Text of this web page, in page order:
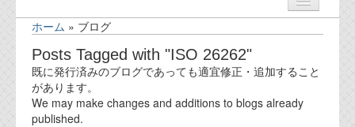
ニュース
業務内容
ホーム » ブログ
Posts Tagged with "ISO 26262"
既に発行済みのブログであっても適宜修正・追加すること
があります。
We may make changes and additions to blogs already
published.